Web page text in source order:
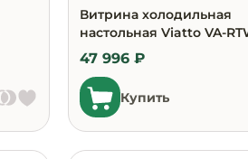
Витрина холодильная
настольная Viatto VA-
47 996 ₽
Купить